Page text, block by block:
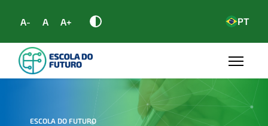
A- A A+ PT
ESCOLA DO FUTURO